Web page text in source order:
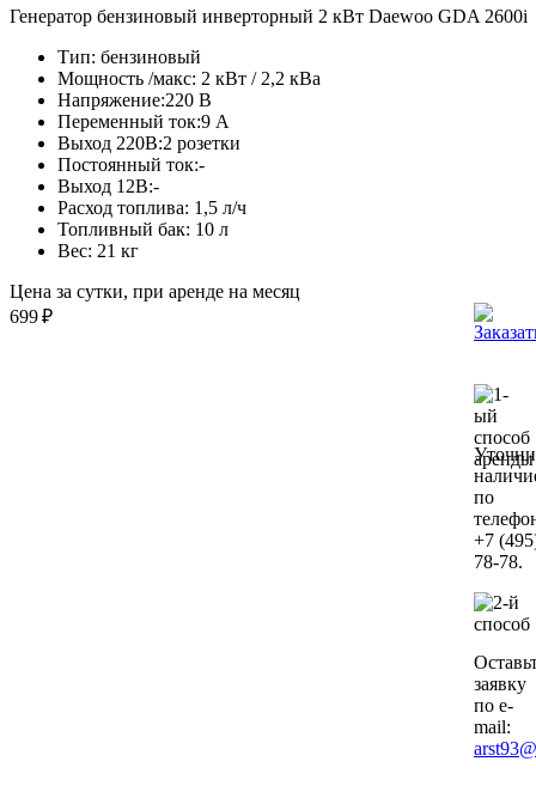
Генератор бензиновый инверторный 2 кВт Daewoo GDA 2600i
Тип: бензиновый
Мощность /макс: 2 кВт / 2,2 кВа
Напряжение:220 В
Переменный ток:9 А
Выход 220В:2 розетки
Постоянный ток:-
Выход 12В:-
Расход топлива: 1,5 л/ч
Топливный бак: 10 л
Вес: 21 кг
Цена за сутки, при аренде на месяц
699₽
по
+7
78-78.
заявку
по e-
mail: